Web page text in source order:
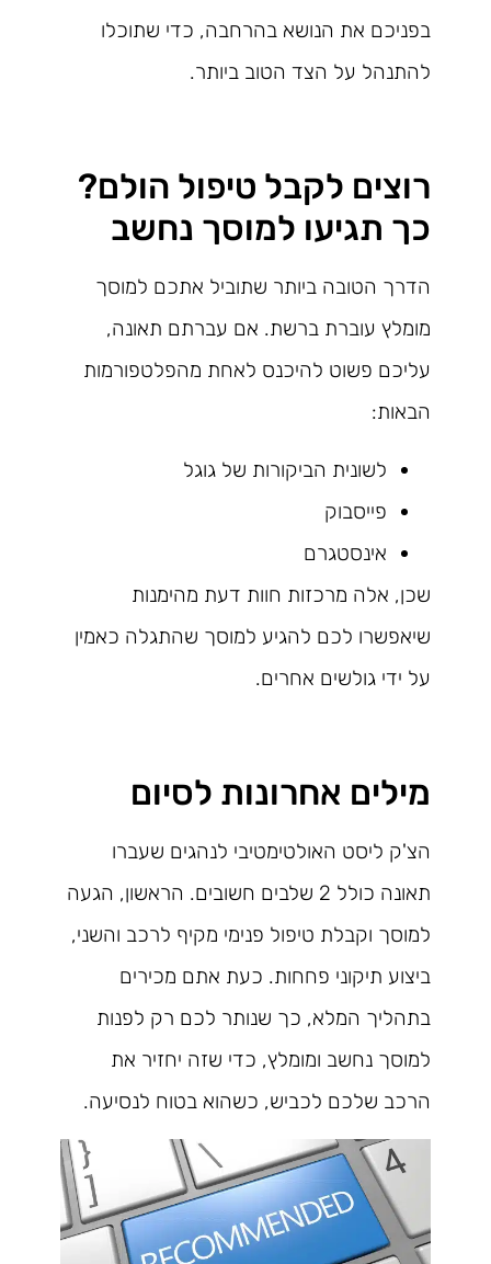
בפניכם את הנושא בהרחבה, כדי שתוכלו
להתנהל על הצד הטוב ביותר.
רוצים לקבל טיפול הולם?
כך תגיעו למוסך נחשב
הדרך הטובה ביותר שתוביל אתכם למוסך
מומלץ עוברת ברשת. אם עברתם תאונה,
עליכם פשוט להיכנס לאחת מהפלטפורמות
הבאות:
לשונית הביקורות של גוגל
פייסבוק
אינסטגרם
שכן, אלה מרכזות חוות דעת מהימנות
שיאפשרו לכם להגיע למוסך שהתגלה כאמין
על ידי גולשים אחרים.
מילים אחרונות לסיום
הצ'ק ליסט האולטימטיבי לנהגים שעברו
תאונה כולל 2 שלבים חשובים. הראשון, הגעה
למוסך וקבלת טיפול פנימי מקיף לרכב והשני,
ביצוע תיקוני פחחות. כעת אתם מכירים
בתהליך המלא, כך שנותר לכם רק לפנות
למוסך נחשב ומומלץ, כדי שזה יחזיר את
הרכב שלכם לכביש, כשהוא בטוח לנסיעה.